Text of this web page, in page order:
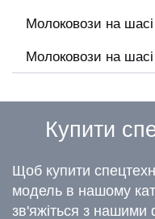
Молоковози на
Молоковози на
Купити
Щоб купити
модель в нашому
зв'яжіться з